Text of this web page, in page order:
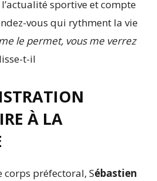
sportive et compte
vous qui rythment la vie
le permet, vous me verrez
t-il
À LA
préfectoral, Sébastien